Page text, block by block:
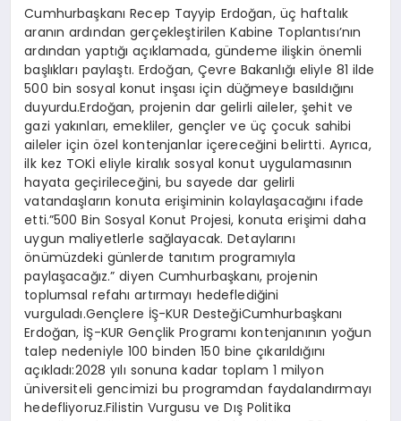
TEKNOLOJI
Cumhurbaşkanı Recep Tayyip Erdoğan, üç haftalık
aranın ardından gerçekleştirilen Kabine Toplantısı’nın
ardından yaptığı açıklamada, gündeme ilişkin önemli
başlıkları paylaştı. Erdoğan, Çevre Bakanlığı eliyle 81 ilde
500 bin sosyal konut inşası için düğmeye basıldığını
duyurdu.Erdoğan, projenin dar gelirli aileler, şehit ve
gazi yakınları, emekliler, gençler ve üç çocuk sahibi
aileler için özel kontenjanlar içereceğini belirtti. Ayrıca,
ilk kez TOKİ eliyle kiralık sosyal konut uygulamasının
hayata geçirileceğini, bu sayede dar gelirli
vatandaşların konuta erişiminin kolaylaşacağını ifade
etti.”500 Bin Sosyal Konut Projesi, konuta erişimi daha
uygun maliyetlerle sağlayacak. Detaylarını
önümüzdeki günlerde tanıtım programıyla
paylaşacağız.” diyen Cumhurbaşkanı, projenin
toplumsal refahı artırmayı hedeflediğini
vurguladı.Gençlere İŞ-KUR DesteğiCumhurbaşkanı
Erdoğan, İŞ-KUR Gençlik Programı kontenjanının yoğun
talep nedeniyle 100 binden 150 bine çıkarıldığını
açıkladı:2028 yılı sonuna kadar toplam 1 milyon
üniversiteli gencimizi bu programdan faydalandırmayı
hedefliyoruz.Filistin Vurgusu ve Dış Politika